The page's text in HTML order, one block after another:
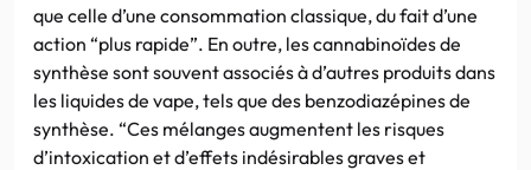
que celle d’une consommation classique, du fait d’une
action “plus rapide”. En outre, les cannabinoïdes de
synthèse sont souvent associés à d’autres produits dans
les liquides de vape, tels que des benzodiazépines de
synthèse. “Ces mélanges augmentent les risques
d’intoxication et d’effets indésirables graves et